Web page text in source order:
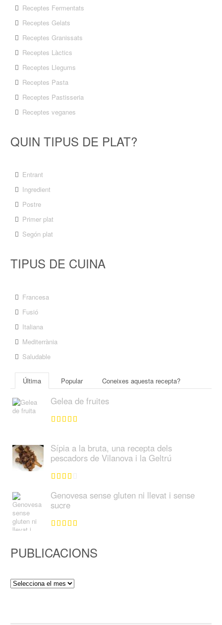
Receptes Fermentats
Receptes Gelats
Receptes Granissats
Receptes Làctics
Receptes Llegums
Receptes Pasta
Receptes Pastisseria
Receptes veganes
QUIN TIPUS DE PLAT?
Entrant
Ingredient
Postre
Primer plat
Segón plat
TIPUS DE CUINA
Francesa
Fusió
Italiana
Mediterrània
Saludable
Última Popular Coneixes aquesta recepta?
Gelea de fruites
Sípia a la bruta, una recepta dels
pescadors de Vilanova i la Geltrú
Genovesa sense gluten ni llevat i sense
sucre
PUBLICACIONS
Publicacions